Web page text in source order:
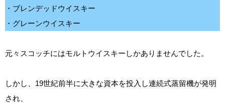
・ブレンデッドウイスキー
・グレーンウイスキー
元々スコッチにはモルトウイスキーしかありませんでした。
しかし、19世紀前半に大きな資本を投入し連続式蒸留機が発明
され、